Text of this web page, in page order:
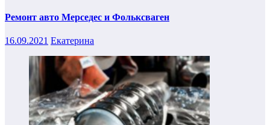
Ремонт авто Мерседес и Фольксваген
16.09.2021 Екатерина